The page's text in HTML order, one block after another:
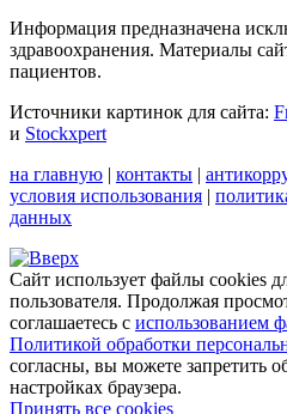
Информация предназначена
здравоохранения. Материалы
пациентов.
Источники картинок для сайта:
и Stockxpert
на главную | контакты |
условия использования |
данных
Сайт использует файлы cookies
пользователя. Продолжая
соглашаетесь с использованием
Политикой обработки
согласны, вы можете запретить
настройках браузера.
Принять все cookies